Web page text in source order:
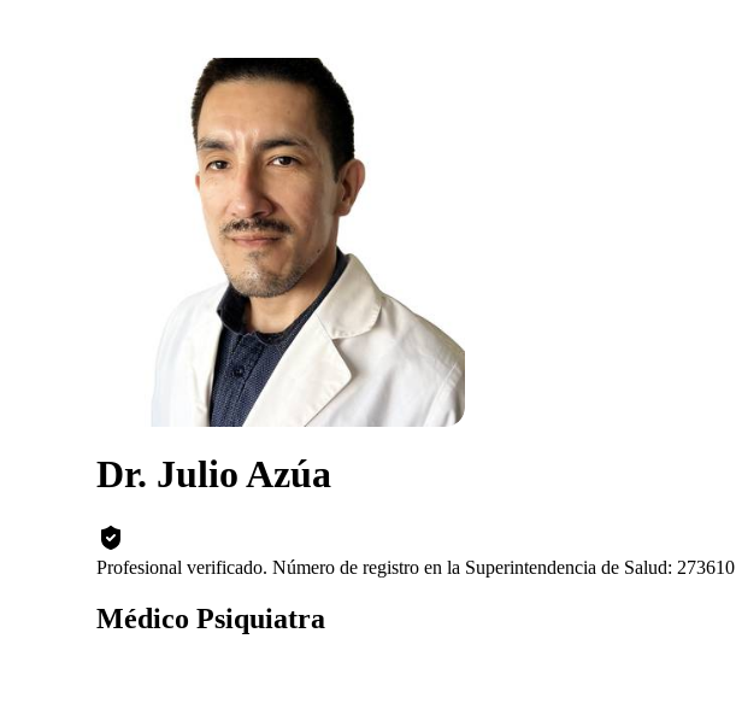
Dr. Julio Azúa
Profesional verificado. Número de registro en la Superintendencia de Salud: 273610
Médico Psiquiatra